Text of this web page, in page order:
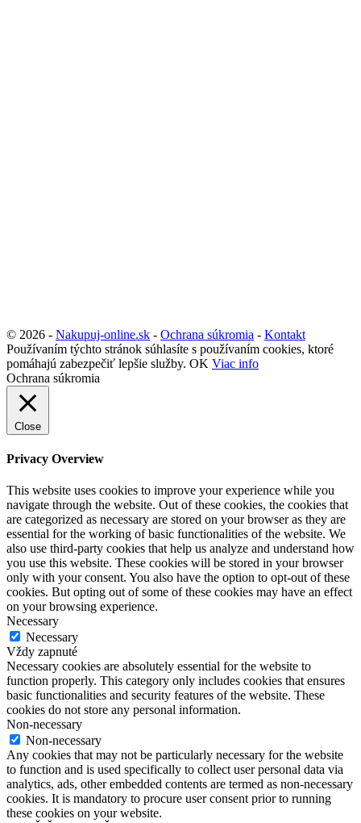
© 2026 - Nakupuj-online.sk - Ochrana súkromia - Kontakt
Používaním týchto stránok súhlasíte s používaním cookies, ktoré
pomáhajú zabezpečiť lepšie služby. OK Viac info
Ochrana súkromia
Close
Privacy Overview
This website uses cookies to improve your experience while you
navigate through the website. Out of these cookies, the cookies that
are categorized as necessary are stored on your browser as they are
essential for the working of basic functionalities of the website. We
also use third-party cookies that help us analyze and understand how
you use this website. These cookies will be stored in your browser
only with your consent. You also have the option to opt-out of these
cookies. But opting out of some of these cookies may have an effect
on your browsing experience.
Necessary
Necessary
Vždy zapnuté
Necessary cookies are absolutely essential for the website to
function properly. This category only includes cookies that ensures
basic functionalities and security features of the website. These
cookies do not store any personal information.
Non-necessary
Non-necessary
Any cookies that may not be particularly necessary for the website
to function and is used specifically to collect user personal data via
analytics, ads, other embedded contents are termed as non-necessary
cookies. It is mandatory to procure user consent prior to running
these cookies on your website.